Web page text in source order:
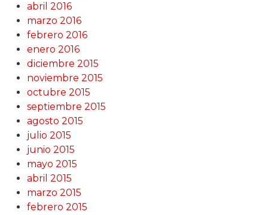
abril 2016
marzo 2016
febrero 2016
enero 2016
diciembre 2015
noviembre 2015
octubre 2015
septiembre 2015
agosto 2015
julio 2015
junio 2015
mayo 2015
abril 2015
marzo 2015
febrero 2015